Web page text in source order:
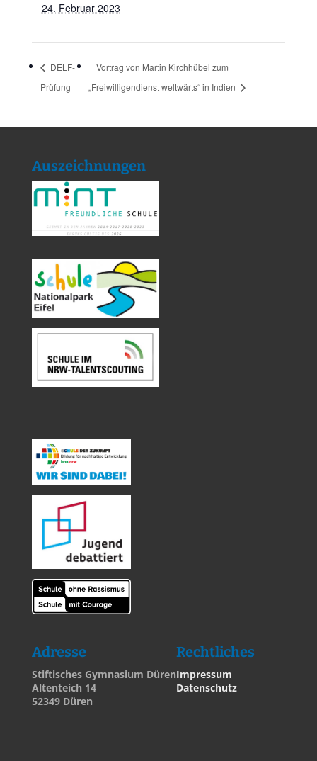
24. Februar 2023
DELF-
Prüfung
Vortrag von Martin Kirchhübel zum
„Freiwilligendienst weltwärts“ in Indien
Auszeichnungen
Adresse
Stiftisches Gymnasium Düren
Altenteich 14
52349 Düren
Rechtliches
Impressum
Datenschutz